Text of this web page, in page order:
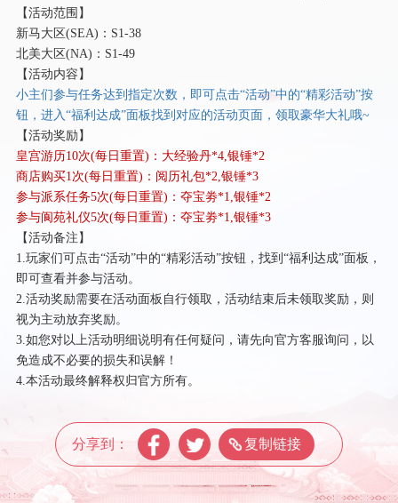
【活动范围】
新马大区(SEA)：S1-38
北美大区(NA)：S1-49
【活动内容】
小主们参与任务达到指定次数，即可点击“活动”中的“精彩活动”按
钮，进入“福利达成”面板找到对应的活动页面，领取豪华大礼哦~
【活动奖励】
皇宫游历10次(每日重置)：大经验丹*4,银锤*2
商店购买1次(每日重置)：阅历礼包*2,银锤*3
参与派系任务5次(每日重置)：夺宝劵*1,银锤*2
参与阆苑礼仪5次(每日重置)：夺宝劵*1,银锤*3
【活动备注】
1.玩家们可点击“活动”中的“精彩活动”按钮，找到“福利达成”面板，
即可查看并参与活动。
2.活动奖励需要在活动面板自行领取，活动结束后未领取奖励，则
视为主动放弃奖励。
3.如您对以上活动明细说明有任何疑问，请先向官方客服询问，以
免造成不必要的损失和误解！
4.本活动最终解释权归官方所有。
分享到： 复制链接